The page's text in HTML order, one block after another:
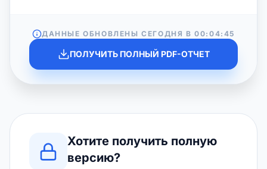
ДАННЫЕ ОБНОВЛЕНЫ СЕГОДНЯ В00:04:45
ПОЛУЧИТЬ ПОЛНЫЙ PDF-ОТЧЕТ
Хотите получить полную
версию?